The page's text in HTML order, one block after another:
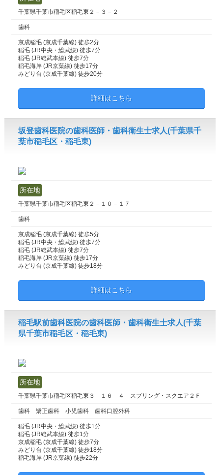
千葉県千葉市稲毛区稲毛東２－３－２
歯科
京成稲毛 (京成千葉線) 徒歩2分
稲毛 (JR中央・総武線) 徒歩7分
稲毛 (JR総武本線) 徒歩7分
稲毛海岸 (JR京葉線) 徒歩17分
みどり台 (京成千葉線) 徒歩20分
詳細はこちら
坂登歯科医院の歯科医師・歯科衛生士求人(千葉県千
葉市稲毛区・稲毛東)
所在地
千葉県千葉市稲毛区稲毛東２－１０－１７
歯科
京成稲毛 (京成千葉線) 徒歩5分
稲毛 (JR中央・総武線) 徒歩7分
稲毛 (JR総武本線) 徒歩7分
稲毛海岸 (JR京葉線) 徒歩17分
みどり台 (京成千葉線) 徒歩18分
詳細はこちら
稲毛駅前歯科医院の歯科医師・歯科衛生士求人(千葉
県千葉市稲毛区・稲毛東)
所在地
千葉県千葉市稲毛区稲毛東３－１６－４ スプリング・スクエア２Ｆ
歯科 矯正歯科 小児歯科 歯科口腔外科
稲毛 (JR中央・総武線) 徒歩1分
稲毛 (JR総武本線) 徒歩1分
京成稲毛 (京成千葉線) 徒歩7分
みどり台 (京成千葉線) 徒歩18分
稲毛海岸 (JR京葉線) 徒歩22分